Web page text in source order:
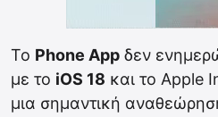
To Phone App δεν
με το iOS 18 και το Apple
μια σημαντική